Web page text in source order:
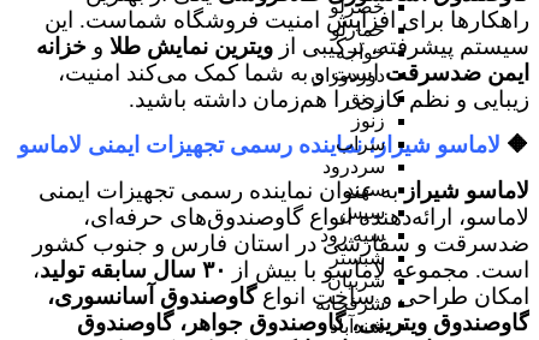
خضرلو
خمارلو
خواجه
دوزدوزان
زرنق
زنوز
سراب
سردرود
سهند
سیس
سیه رود
شبستر
شربیان
شرفخانه
شندآباد
راهکارها برای افزایش امنیت فروشگاه شماست. این
سیستم پیشرفته، ترکیبی از ویترین نمایش طلا و خزانه
ایمن ضدسرقتاست و به شما کمک می‌کند امنیت،
زیبایی و نظم کاری را هم‌زمان داشته باشید.
🔶 لاماسو شیراز؛ نماینده رسمی تجهیزات ایمنی لاماسو
لاماسو شیراز به عنوان نماینده رسمی تجهیزات ایمنی
لاماسو، ارائه‌دهنده انواع گاوصندوق‌های حرفه‌ای،
ضدسرقت و سفارشی در استان فارس و جنوب کشور
است. مجموعه لاماسو با بیش از
۳۰ سال سابقه تولید
،
امکان طراحی و ساخت انواعگاوصندوق آسانسوری،
گاوصندوق ویترینی، گاوصندوق جواهر، گاوصندوق